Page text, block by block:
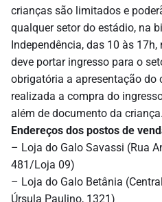
crianças são limitados e
qualquer setor do estádio, na
Independência, das 10 às
deve portar ingresso para o
obrigatória a apresentação do
realizada a compra do
além de documento da criança.
Endereços dos postos de
– Loja do Galo Savassi (Rua
481/Loja 09)
– Loja do Galo Betânia
Úrsula Paulino, 1321)